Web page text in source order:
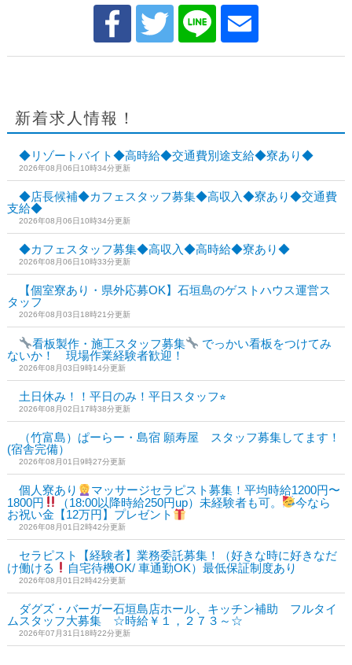
新着求人情報！
◆リゾートバイト◆高時給◆交通費別途支給◆寮あり◆
2026年08月06日10時34分更新
◆店長候補◆カフェスタッフ募集◆高収入◆寮あり◆交通費
支給◆
2026年08月06日10時34分更新
◆カフェスタッフ募集◆高収入◆高時給◆寮あり◆
2026年08月06日10時33分更新
【個室寮あり・県外応募OK】石垣島のゲストハウス運営ス
タッフ
2026年08月03日18時21分更新
看板製作・施工スタッフ募集
でっかい看板をつけてみ
ないか！ 現場作業経験者歓迎！
2026年08月03日9時14分更新
土日休み！！平日のみ！平日スタッフ⭐︎
2026年08月02日17時38分更新
（竹富島）ぱーらー・島宿 願寿屋 スタッフ募集してます！
(宿舎完備）
2026年08月01日9時27分更新
個人寮あり
マッサージセラピスト募集！平均時給1200円〜
1800円
（18:00以降時給250円up）未経験者も可。
今なら
お祝い金【12万円】プレゼント
2026年08月01日2時42分更新
セラピスト【経験者】業務委託募集！（好きな時に好きなだ
け働ける
自宅待機OK/ 車通勤OK）最低保証制度あり
2026年08月01日2時42分更新
ダグズ・バーガー石垣島店ホール、キッチン補助 フルタイ
ムスタッフ大募集 ☆時給￥１，２７３～☆
2026年07月31日18時22分更新